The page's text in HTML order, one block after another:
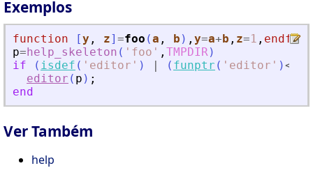
Exemplos
function [y , z] =foo (a , b ) , y=a+b , z=1 ,
p=help_skeleton ( ' foo ' , TMPDIR)
if
( isdef ( ' editor ' ) | ( funptr ( ' editor ' )<>
editor ( p ) ;
end
Ver Também
help